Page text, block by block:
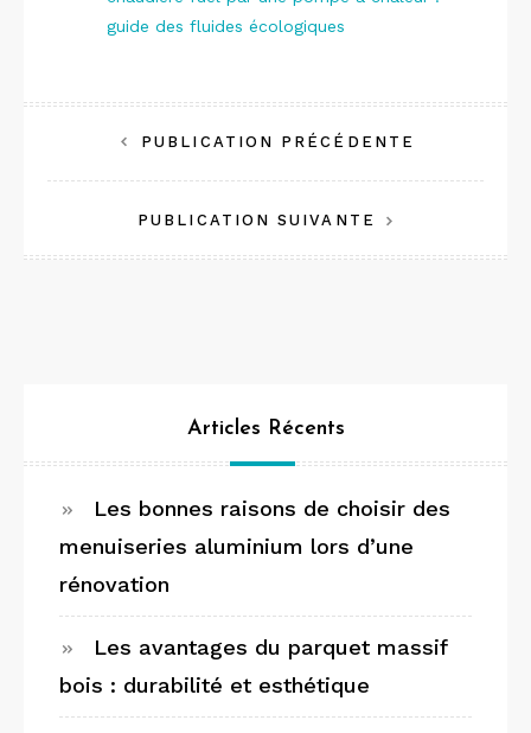
guide des fluides écologiques
Navigation
de
l’article
PUBLICATION PRÉCÉDENTE
PUBLICATION SUIVANTE
Articles Récents
Les bonnes raisons de choisir des
menuiseries aluminium lors d’une
rénovation
Les avantages du parquet massif
bois : durabilité et esthétique